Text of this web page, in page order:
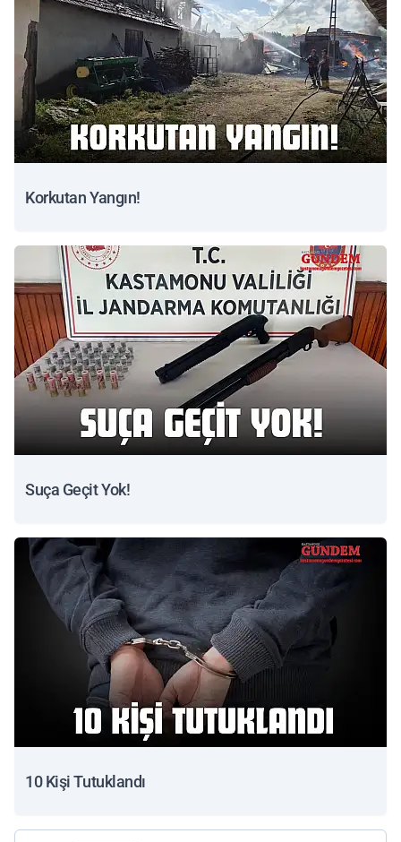
Korkutan Yangın!
Suça Geçit Yok!
10 Kişi Tutuklandı